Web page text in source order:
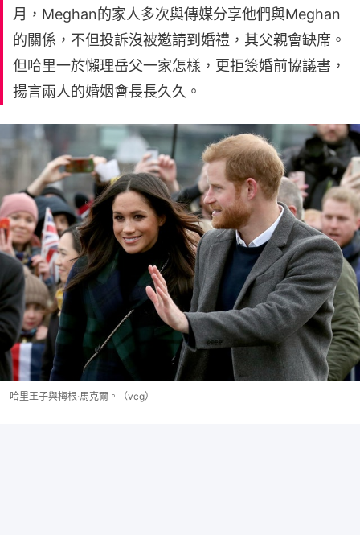
月，Meghan的家人多次與傳媒分享他們與Meghan
的關係，不但投訴沒被邀請到婚禮，其父親會缺席。
但哈里一於懶理岳父一家怎樣，更拒簽婚前協議書，
揚言兩人的婚姻會長長久久。
哈里王子與梅根·馬克爾。（vcg）